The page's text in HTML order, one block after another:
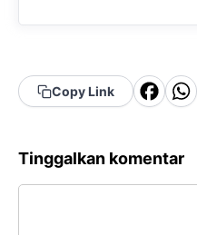
Copy Link
F
c
e
W
a
t
Tinggalkan komentar